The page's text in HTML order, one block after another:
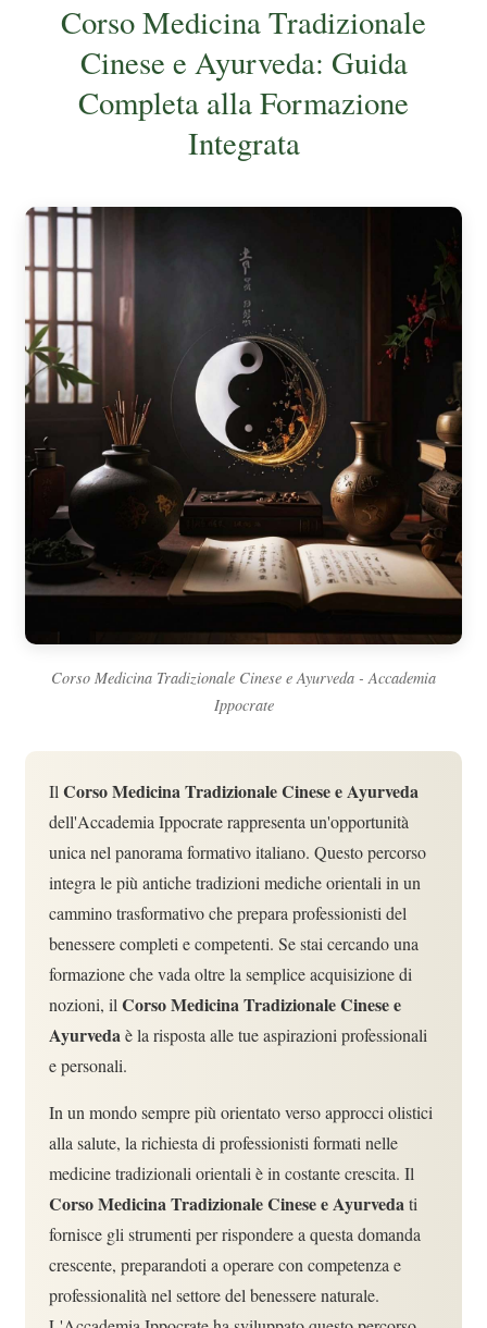
Corso Medicina Tradizionale
Cinese e Ayurveda: Guida
Completa alla Formazione
Integrata
Corso Medicina Tradizionale Cinese e Ayurveda - Accademia
Ippocrate
IlCorso Medicina Tradizionale Cinese e Ayurveda
dell'Accademia Ippocrate rappresenta un'opportunità
unica nel panorama formativo italiano. Questo percorso
integra le più antiche tradizioni mediche orientali in un
cammino trasformativo che prepara professionisti del
benessere completi e competenti. Se stai cercando una
formazione che vada oltre la semplice acquisizione di
nozioni, ilCorso Medicina Tradizionale Cinese e
Ayurvedaè la risposta alle tue aspirazioni professionali
e personali.
In un mondo sempre più orientato verso approcci olistici
alla salute, la richiesta di professionisti formati nelle
medicine tradizionali orientali è in costante crescita. Il
Corso Medicina Tradizionale Cinese e Ayurvedati
fornisce gli strumenti per rispondere a questa domanda
crescente, preparandoti a operare con competenza e
professionalità nel settore del benessere naturale.